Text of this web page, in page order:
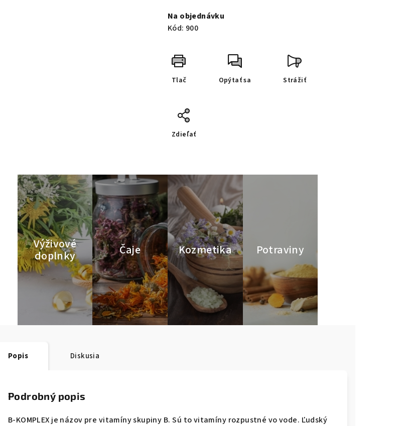
cena:
Na objednávku
Kód: 900
Tlač Opýtať sa Strážiť
Zdieľať
Výživové
doplnky Čaje Kozmetika Potraviny
Popis Diskusia
Podrobný popis
B-KOMPLEX je názov pre vitamíny skupiny B. Sú to vitamíny rozpustné vo vode. Ľudský